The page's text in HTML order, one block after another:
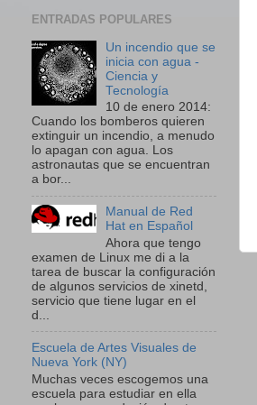
ENTRADAS POPULARES
Un incendio que se
inicia con agua -
Ciencia y
Tecnología
10 de enero 2014:
Cuando los bomberos quieren
extinguir un incendio, a menudo
lo apagan con agua. Los
astronautas que se encuentran
a bor...
Manual de Red
Hat en Español
Ahora que tengo
examen de Linux me di a la
tarea de buscar la configuración
de algunos servicios de xinetd,
servicio que tiene lugar en el
d...
Escuela de Artes Visuales de
Nueva York (NY)
Muchas veces escogemos una
escuela para estudiar en ella